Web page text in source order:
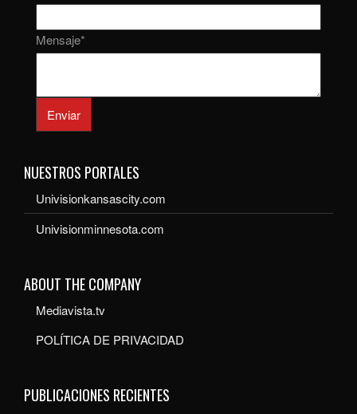
Mensaje*
Enviar
NUESTROS PORTALES
Univisionkansascity.com
Univisionminnesota.com
ABOUT THE COMPANY
Mediavista.tv
POLÍTICA DE PRIVACIDAD
PUBLICACIONES RECIENTES